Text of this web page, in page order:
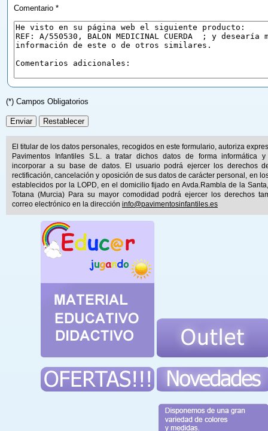
Comentario *
(*) Campos Obligatorios
El titular de los datos personales, recogidos en este formulario, autoriza
Pavimentos Infantiles S.L. a tratar dichos datos de forma informática y
incorporar a su base de datos. El usuario podrá ejercer los derechos
rectificación, cancelación y oposición de sus datos de carácter personal, en
establecidos por la LOPD, en el domicilio fijado en Avda.Rambla de la
Totana (Murcia) Para su mayor comodidad podrá ejercer los derechos
correo electrónico en la dirección info@pavimentosinfantiles.es